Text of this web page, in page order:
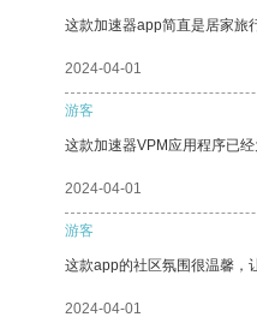
这款加速器app简直是居家旅
2024-04-01
游客
这款加速器VPM应用程序已
2024-04-01
游客
这款app的社区氛围很温馨，
2024-04-01